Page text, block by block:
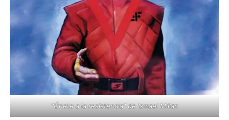
"Únete a la resistencia" de Ismael Millán